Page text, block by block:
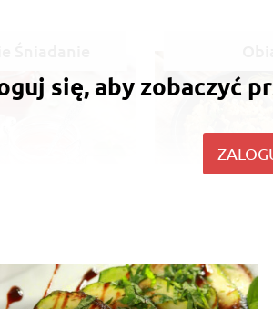
się, aby zobaczyć
pęczak i